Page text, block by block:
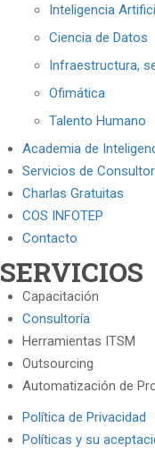
Inteligencia
Ciencia de Datos
Infraestructura,
Ofimática
Talento Humano
Academia de
Servicios de
Charlas Gratuitas
COS INFOTEP
Contacto
SERVICIOS
Capacitación
Consultoría
Herramientas ITSM
Outsourcing
Automatización de
Política de Privacidad
Políticas y su